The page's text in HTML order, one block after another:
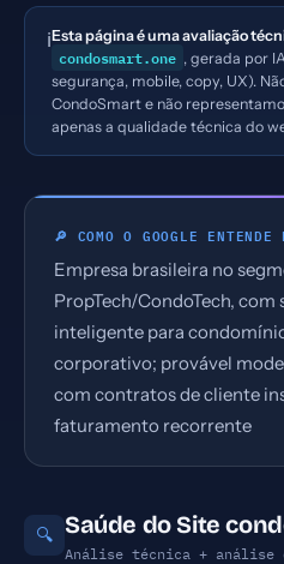
ℹ️Esta página é uma avaliação
condosmart.one , gerada por
segurança, mobile, copy, UX).
CondoSmart e não
apenas a qualidade técnica do
🔎 COMO O GOOGLE ENTENDE
Empresa brasileira no
PropTech/CondoTech,
inteligente para
corporativo; provável
com contratos de cliente
faturamento recorrente
🔍 Saúde do Site
Análise técnica + análise